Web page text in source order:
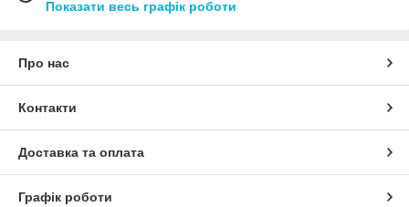
Показати весь графік роботи
Про нас
Контакти
Доставка та оплата
Графік роботи